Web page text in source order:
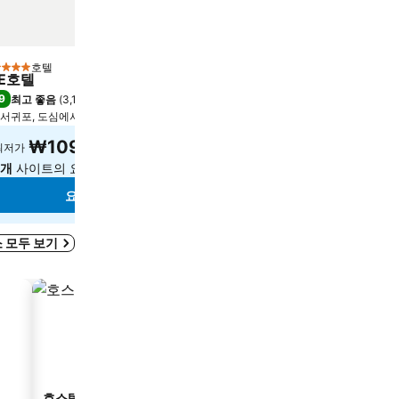
급 호텔
호텔
최고 좋음 (3,173개 평점
서귀포, 도심에서 11.3km
저가 ₩109,718
사이트의 요금 보기
요금 보기
모두 보기